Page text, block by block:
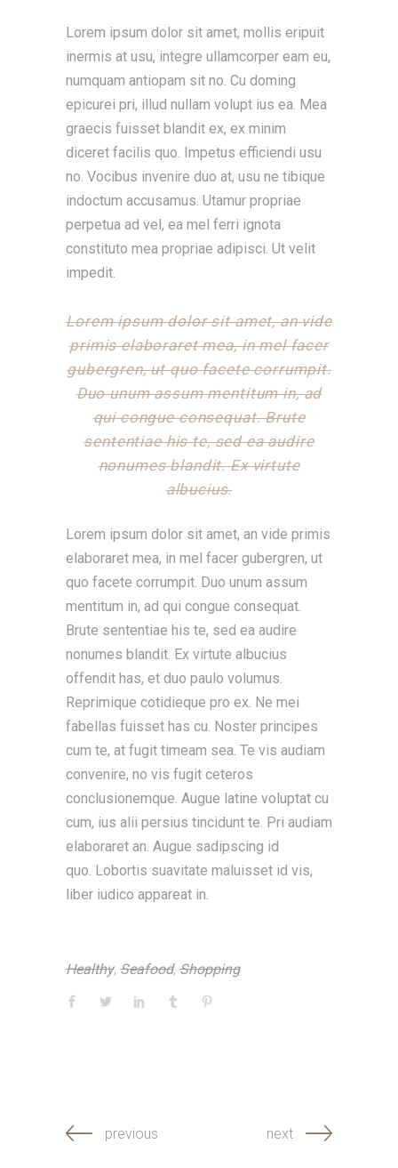
Lorem ipsum dolor sit amet, mollis eripuit
inermis at usu, integre ullamcorper eam eu,
numquam antiopam sit no. Cu doming
epicurei pri, illud nullam volupt ius ea. Mea
graecis fuisset blandit ex, ex minim
diceret facilis quo. Impetus efficiendi usu
no. Vocibus invenire duo at, usu ne tibique
indoctum accusamus. Utamur propriae
perpetua ad vel, ea mel ferri ignota
constituto mea propriae adipisci. Ut velit
impedit.
Lorem ipsum dolor sit amet, an vide
primis elaboraret mea, in mel facer
gubergren, ut quo facete corrumpit.
Duo unum assum mentitum in, ad
qui congue consequat. Brute
sententiae his te, sed ea audire
nonumes blandit. Ex virtute
albucius.
Lorem ipsum dolor sit amet, an vide primis
elaboraret mea, in mel facer gubergren, ut
quo facete corrumpit. Duo unum assum
mentitum in, ad qui congue consequat.
Brute sententiae his te, sed ea audire
nonumes blandit. Ex virtute albucius
offendit has, et duo paulo volumus.
Reprimique cotidieque pro ex. Ne mei
fabellas fuisset has cu. Noster principes
cum te, at fugit timeam sea. Te vis audiam
convenire, no vis fugit ceteros
conclusionemque. Augue latine voluptat cu
cum, ius alii persius tincidunt te. Pri audiam
elaboraret an. Augue sadipscing id
quo. Lobortis suavitate maluisset id vis,
liber iudico appareat in.
Healthy, Seafood, Shopping
previous next